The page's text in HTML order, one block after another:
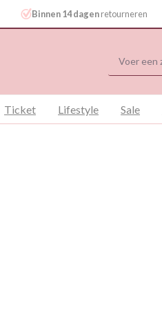
Binnen 14 dagenretourneren
Ticket Lifestyle Sale